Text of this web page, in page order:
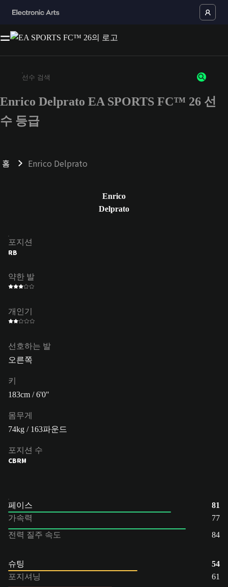
최소 3자 이상의 문자 또는 숫자를 입력하세요
Enrico Delprato EA SPORTS FC™ 26 선
수 등급
홈 Enrico Delprato
Enrico
Delprato
포지션
RB
약한 발
개인기
선호하는 발
오른쪽
키
183cm / 6'0"
몸무게
74kg / 163파운드
포지션 수
CBRM
페이스
81
가속력
77
전력 질주 속도
84
슈팅
54
포지셔닝
61